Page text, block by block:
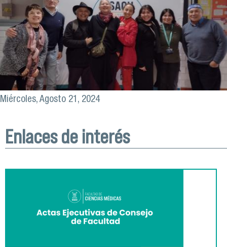
Miércoles, Agosto 21, 2024
Enlaces de interés